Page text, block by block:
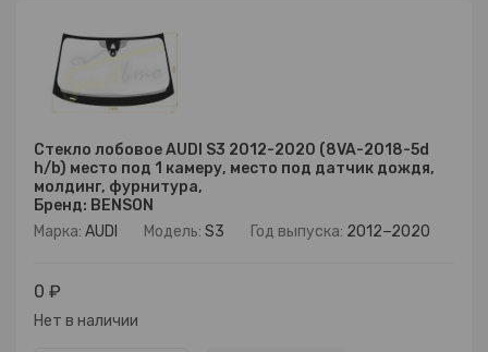
Стекло лобовое AUDI S3 2012-2020 (8VA-2018-5d
h/b) место под 1 камеру, место под датчик дождя,
молдинг, фурнитура,
Бренд: BENSON
Марка: AUDI Модель: S3 Год выпуска: 2012−2020
0 ₽
Нет в наличии